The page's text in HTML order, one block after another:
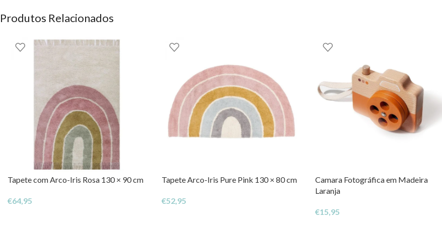
Produtos Relacionados
Tapete com Arco-Iris Rosa 130 × 90 cm
€64,95
Tapete Arco-Iris Pure Pink 130 × 80 cm
€52,95
Camara Fotográfica em Madeira
Laranja
€15,95